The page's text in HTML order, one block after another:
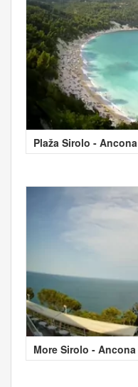
Plaža Sirolo - Ancona
More Sirolo - Ancona